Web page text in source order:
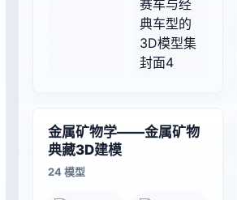
金属矿物学——金属矿物
典藏3D建模
24 模型